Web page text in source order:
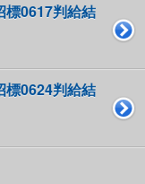
標0617判給結
標0624判給結